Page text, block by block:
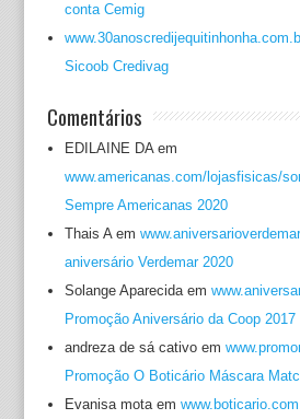
conta Cemig
Sicoob Credivag
Comentários
EDILAINE DAem
www.americanas.com/lojasfisicas/
Sempre Americanas 2020
Thais Aem
aniversário Verdemar 2020
Solange Aparecidaem
Promoção Aniversário da Coop 2017
andreza de sá cativoem
Promoção O Boticário Máscara
Evanisa motaem